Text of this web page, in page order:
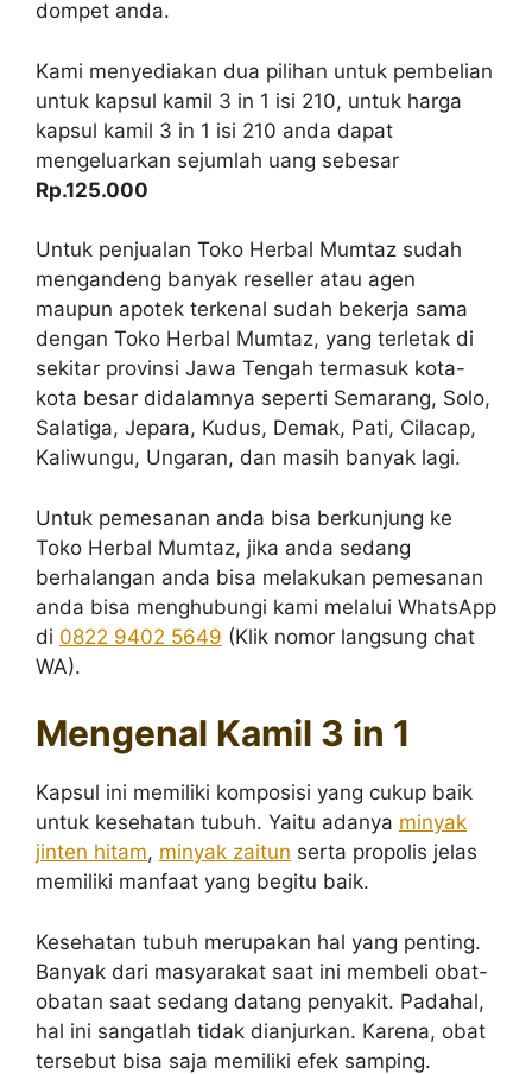
dompet anda.
Kami menyediakan dua pilihan untuk pembelian
untuk kapsul kamil 3 in 1 isi 210, untuk harga
kapsul kamil 3 in 1 isi 210 anda dapat
mengeluarkan sejumlah uang sebesar
Rp.125.000
Untuk penjualan Toko Herbal Mumtaz sudah
mengandeng banyak reseller atau agen
maupun apotek terkenal sudah bekerja sama
dengan Toko Herbal Mumtaz, yang terletak di
sekitar provinsi Jawa Tengah termasuk kota-
kota besar didalamnya seperti Semarang, Solo,
Salatiga, Jepara, Kudus, Demak, Pati, Cilacap,
Kaliwungu, Ungaran, dan masih banyak lagi.
Untuk pemesanan anda bisa berkunjung ke
Toko Herbal Mumtaz, jika anda sedang
berhalangan anda bisa melakukan pemesanan
anda bisa menghubungi kami melalui WhatsApp
di 0822 9402 5649 (Klik nomor langsung chat
WA).
Mengenal Kamil 3 in 1
Kapsul ini memiliki komposisi yang cukup baik
untuk kesehatan tubuh. Yaitu adanya minyak
jinten hitam, minyak zaitun serta propolis jelas
memiliki manfaat yang begitu baik.
Kesehatan tubuh merupakan hal yang penting.
Banyak dari masyarakat saat ini membeli obat-
obatan saat sedang datang penyakit. Padahal,
hal ini sangatlah tidak dianjurkan. Karena, obat
tersebut bisa saja memiliki efek samping.